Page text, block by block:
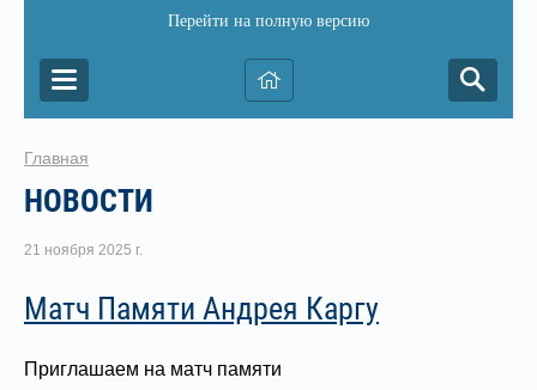
Перейти на полную версию
Главная
НОВОСТИ
21 ноября 2025 г.
Матч Памяти Андрея Каргу
Приглашаем на матч памяти